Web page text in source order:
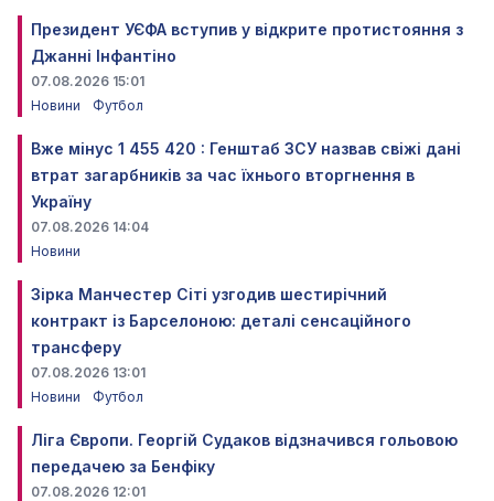
Президент УЄФА вступив у відкрите протистояння з
Джанні Інфантіно
07.08.2026 15:01
Новини
Футбол
Вже мінус 1 455 420 : Генштаб ЗСУ назвав свіжі дані
втрат загарбників за час їхнього вторгнення в
Україну
07.08.2026 14:04
Новини
Зірка Манчестер Сіті узгодив шестирічний
контракт із Барселоною: деталі сенсаційного
трансферу
07.08.2026 13:01
Новини
Футбол
Ліга Європи. Георгій Судаков відзначився гольовою
передачею за Бенфіку
07.08.2026 12:01